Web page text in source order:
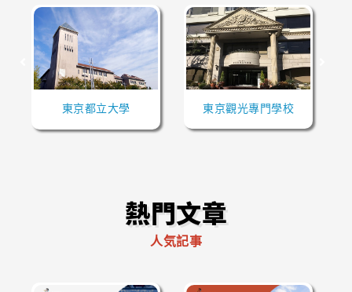
東京都立大學 東京觀光專門學校
熱門文章
人気記事